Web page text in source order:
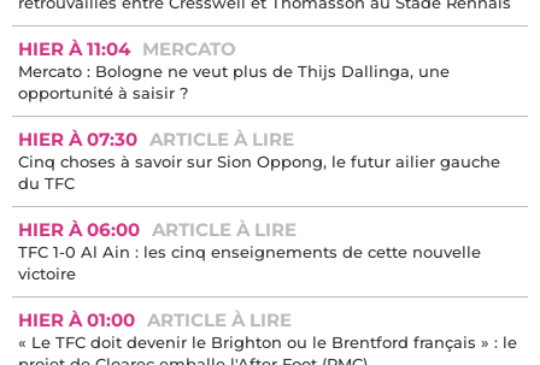
HIER À 11:04 MERCATO
Mercato : Bologne ne veut plus de Thijs Dallinga, une
opportunité à saisir ?
HIER À 07:30 ARTICLE À LIRE
Cinq choses à savoir sur Sion Oppong, le futur ailier gauche
du TFC
HIER À 06:00 ARTICLE À LIRE
TFC 1-0 Al Ain : les cinq enseignements de cette nouvelle
victoire
HIER À 01:00 ARTICLE À LIRE
« Le TFC doit devenir le Brighton ou le Brentford français » : le